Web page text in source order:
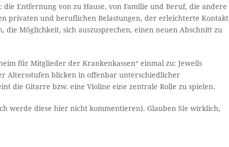
Entfernung von zu Hause, von Familie und Beruf, die andere
privaten und beruflichen Belastungen, der erleichterte Kontakt
Möglichkeit, sich auszusprechen, einen neuen Abschnitt zu
für Mitglieder der Krankenkassen“ einmal zu: Jeweils
Altersstufen blicken in offenbar unterschiedlicher
die Gitarre bzw. eine Violine eine zentrale Rolle zu spielen.
werde diese hier nicht kommentieren). Glauben Sie wirklich,